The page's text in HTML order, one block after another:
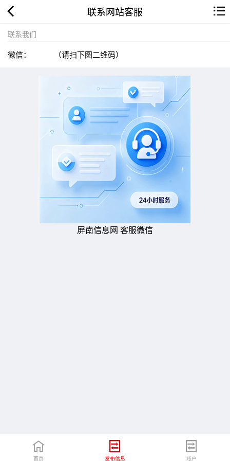
联系网站客服
联系我们
微信： （请扫下图二维码）
屏南信息网 客服微信
首页 发布信息 账户